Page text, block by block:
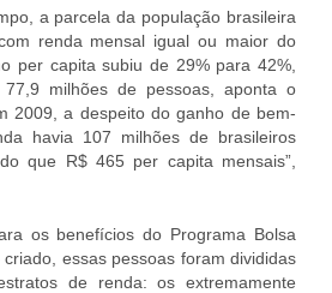
a parcela da população brasileira
renda mensal igual ou maior do
per capita subiu de 29% para 42%,
milhões de pessoas, aponta o
2009, a despeito do ganho de bem-
havia 107 milhões de brasileiros
que R$ 465 per capita mensais”,
os benefícios do Programa Bolsa
essas pessoas foram divididas
de renda: os extremamente